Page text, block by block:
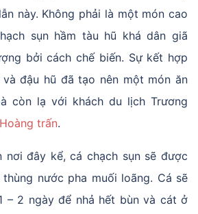
này. Không phải là một món cao
sụn hầm tàu hũ khá dân giã
bởi cách chế biến. Sự kết hợp
đậu hũ đã tạo nên một món ăn
còn lạ với khách du lịch Trương
trấn.
nơi đây kể, cá chạch sụn sẽ được
nước pha muối loãng. Cá sẽ
– 2 ngày để nhả hết bùn và cát ở